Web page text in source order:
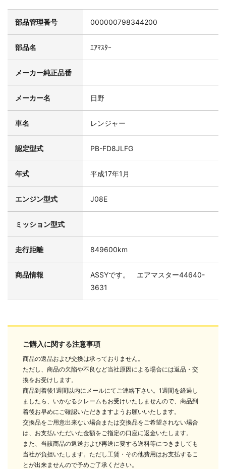
部品管理番号 000000798344200
部品名 ｴｱﾏｽﾀｰ
メーカー純正品番
メーカー名 日野
車名 レンジャー
認定型式 PB-FD8JLFG
年式 平成17年1月
エンジン型式 J08E
ミッション型式
走行距離 849600km
商品情報
ASSYです。 エアマスター44640-
3631
ご購入に関する注意事項
商品の返品および交換は承っておりません。
ただし、商品の欠陥や不良など当社原因による場合には返品・交
換をお受けします。
商品到着後1週間以内にメールにてご連絡下さい。1週間を経過し
ましたら、いかなるクレームもお受けいたしませんので、商品到
着後お早めにご確認いただきますようお願いいたします。
交換品をご用意出来ない場合または交換品をご希望されない場合
は、お支払いただいた金額をご指定の口座に返金いたします。
また、当該商品の返送および再送に要する送料等につきましても
当社が負担いたします。ただし工賃・その他費用はお支払するこ
とが出来ませんので予めご了承ください。